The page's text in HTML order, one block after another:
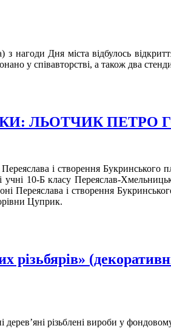
з нагоди Дня міста відбулось
у співавторстві, а також два
ЛЬОТЧИК ПЕТРО
і створення
10-Б класу Переяслав-
Переяслава і створення
Цуприк.
різьблені вироби у